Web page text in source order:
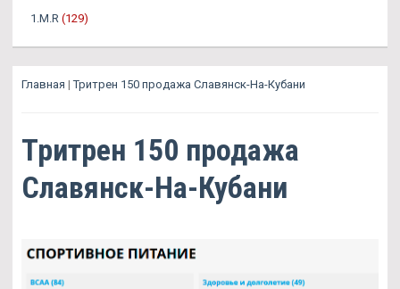
1.M.R (129)
Главная |Тритрен 150 продажа Славянск-На-Кубани
Тритрен 150 продажа
Славянск-На-Кубани